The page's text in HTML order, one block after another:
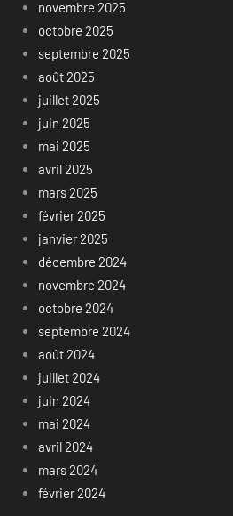
novembre 2025
octobre 2025
septembre 2025
août 2025
juillet 2025
juin 2025
mai 2025
avril 2025
mars 2025
février 2025
janvier 2025
décembre 2024
novembre 2024
octobre 2024
septembre 2024
août 2024
juillet 2024
juin 2024
mai 2024
avril 2024
mars 2024
février 2024